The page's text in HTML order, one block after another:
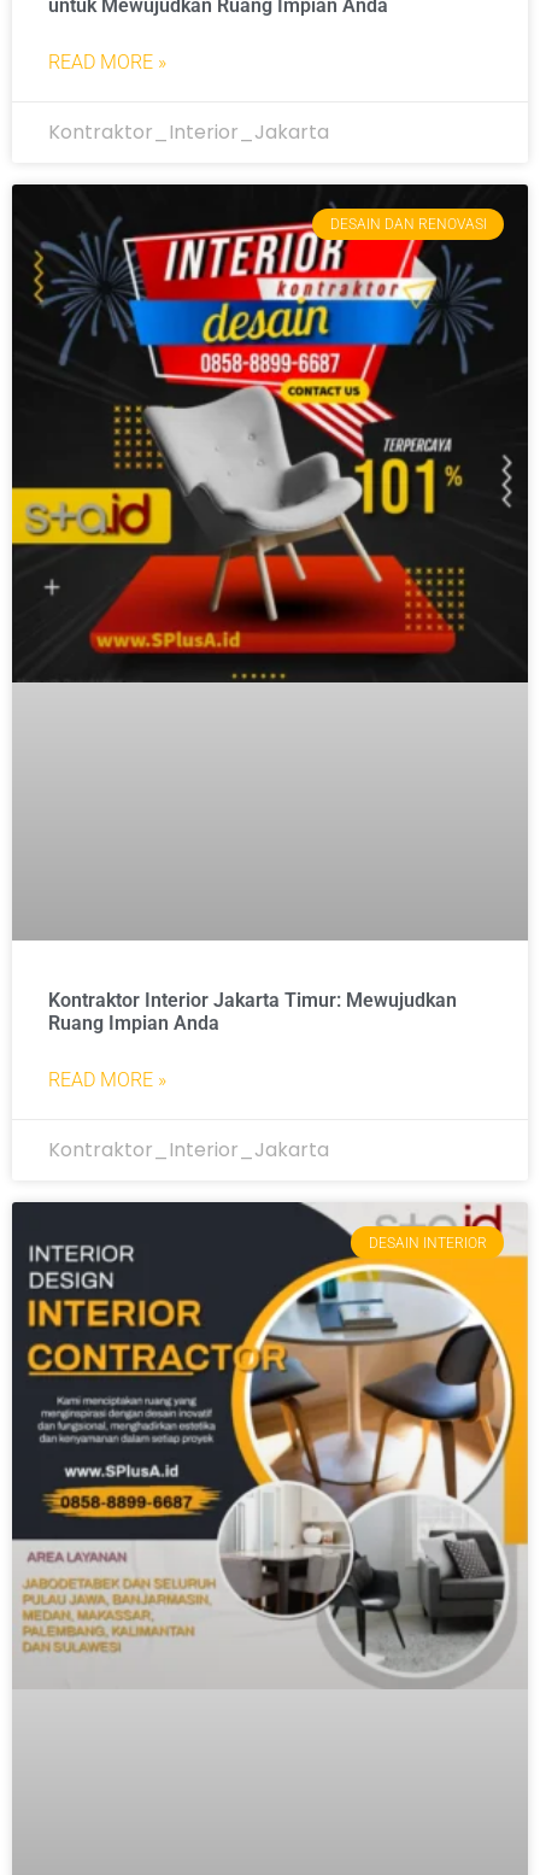
untuk Mewujudkan Ruang Impian Anda
READ MORE »
Kontraktor_Interior_Jakarta
DESAIN DAN RENOVASI
Kontraktor Interior Jakarta Timur: Mewujudkan
Ruang Impian Anda
READ MORE »
Kontraktor_Interior_Jakarta
DESAIN INTERIOR